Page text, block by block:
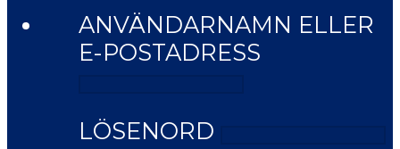
ANVÄNDARNAMN ELLER
E-POSTADRESS
LÖSENORD